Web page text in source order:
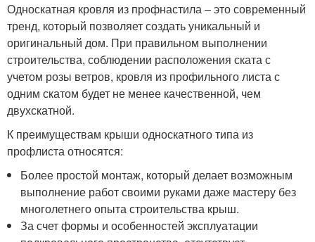
Односкатная кровля из профнастила – это современный
тренд, который позволяет создать уникальный и
оригинальный дом. При правильном выполнении
строительства, соблюдении расположения ската с
учетом розы ветров, кровля из профильного листа с
одним скатом будет не менее качественной, чем
двухскатной.
К преимуществам крыши односкатного типа из
профлиста относятся:
Более простой монтаж, который делает возможным
выполнение работ своими руками даже мастеру без
многолетнего опыта строительства крыш.
За счет формы и особенностей эксплуатации